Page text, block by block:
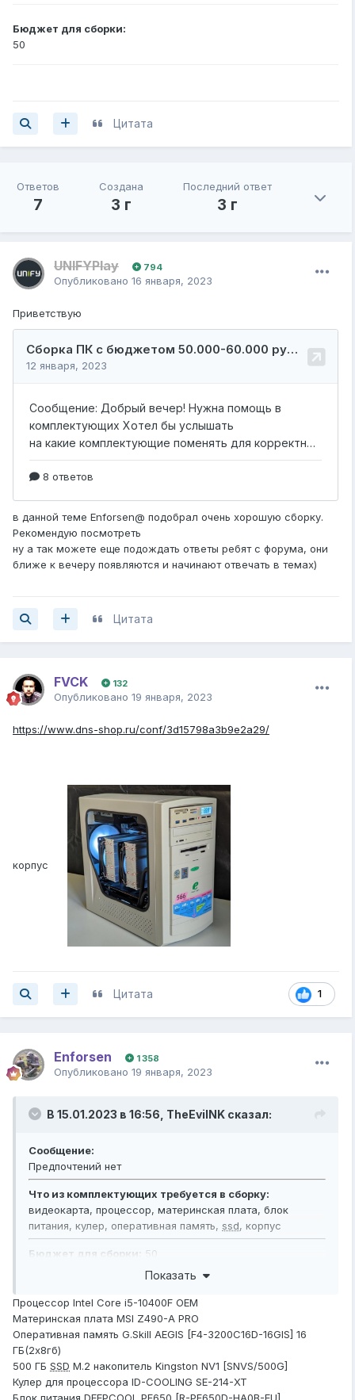
Бюджет для сборки:
50
Цитата
Ответов
7
Создана
3 г
Последний ответ
3 г
UNIFYPlay 794
Опубликовано 16 января, 2023
Приветствую
в данной теме Enforsen@ подобрал очень хорошую сборку.
Рекомендую посмотреть
ну а так можете еще подождать ответы ребят с форума, они
ближе к вечеру появляются и начинают отвечать в темах)
Цитата
FVCK 132
Опубликовано 19 января, 2023
https://www.dns-shop.ru/conf/3d15798a3b9e2a29/
корпус
1
Цитата
Enforsen 1 358
Опубликовано 19 января, 2023
В 15.01.2023 в 16:56, TheEvilNK сказал:
Сообщение:
Предпочтений нет
Что из комплектующих требуется в сборку:
видеокарта, процессор, материнская плата, блок
питания, кулер, оперативная память, ssd, корпус
Бюджет для сборки: 50
Показать
Процессор Intel Core i5-10400F OEM
Материнская плата MSI Z490-A PRO
Оперативная память G.Skill AEGIS [F4-3200C16D-16GIS] 16
ГБ(2х8гб)
500 ГБ SSD M.2 накопитель Kingston NV1 [SNVS/500G]
Кулер для процессора ID-COOLING SE-214-XT